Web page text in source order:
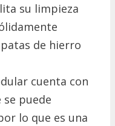
su limpieza
de hierro
cuenta con
se puede
lo que es una